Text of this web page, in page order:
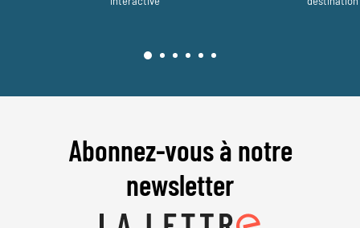
Abonnez-vous à notre
newsletter